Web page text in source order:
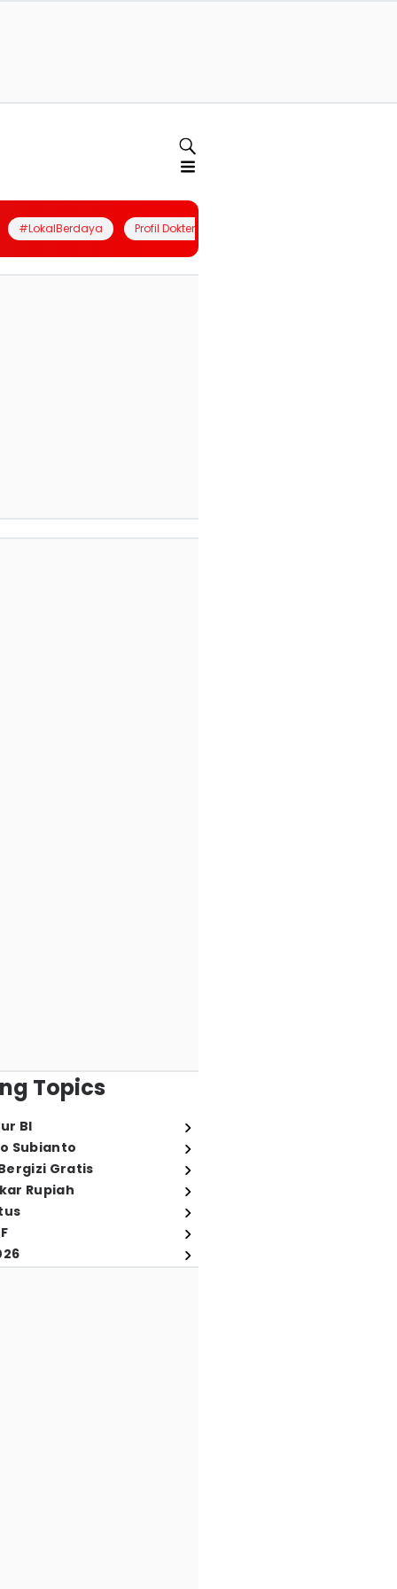
#LokalBerdaya Profil Dokter
Topics
BI
Subianto
Gratis
Rupiah